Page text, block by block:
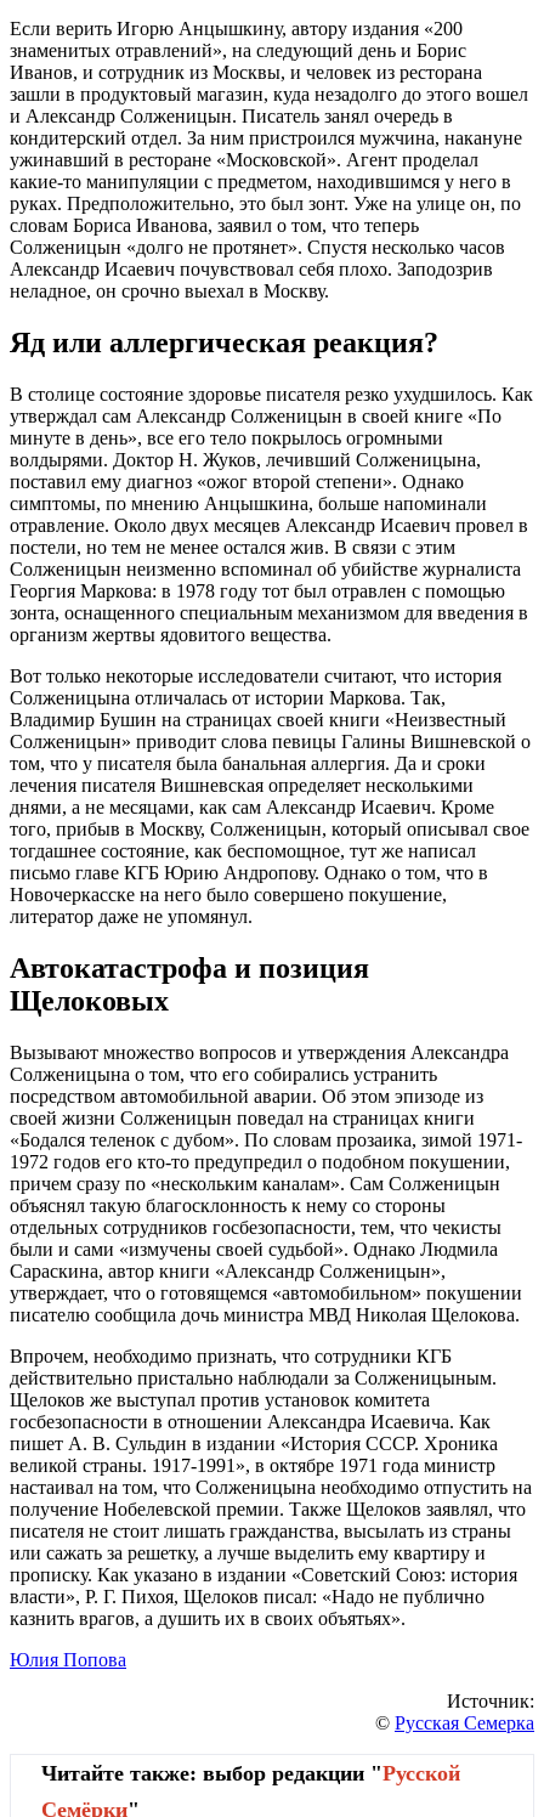
Если верить Игорю Анцышкину, автору издания «200
знаменитых отравлений», на следующий день и Борис
Иванов, и сотрудник из Москвы, и человек из ресторана
зашли в продуктовый магазин, куда незадолго до этого вошел
и Александр Солженицын. Писатель занял очередь в
кондитерский отдел. За ним пристроился мужчина, накануне
ужинавший в ресторане «Московской». Агент проделал
какие-то манипуляции с предметом, находившимся у него в
руках. Предположительно, это был зонт. Уже на улице он, по
словам Бориса Иванова, заявил о том, что теперь
Солженицын «долго не протянет». Спустя несколько часов
Александр Исаевич почувствовал себя плохо. Заподозрив
неладное, он срочно выехал в Москву.
Яд или аллергическая реакция?
В столице состояние здоровье писателя резко ухудшилось. Как
утверждал сам Александр Солженицын в своей книге «По
минуте в день», все его тело покрылось огромными
волдырями. Доктор Н. Жуков, лечивший Солженицына,
поставил ему диагноз «ожог второй степени». Однако
симптомы, по мнению Анцышкина, больше напоминали
отравление. Около двух месяцев Александр Исаевич провел в
постели, но тем не менее остался жив. В связи с этим
Солженицын неизменно вспоминал об убийстве журналиста
Георгия Маркова: в 1978 году тот был отравлен с помощью
зонта, оснащенного специальным механизмом для введения в
организм жертвы ядовитого вещества.
Вот только некоторые исследователи считают, что история
Солженицына отличалась от истории Маркова. Так,
Владимир Бушин на страницах своей книги «Неизвестный
Солженицын» приводит слова певицы Галины Вишневской о
том, что у писателя была банальная аллергия. Да и сроки
лечения писателя Вишневская определяет несколькими
днями, а не месяцами, как сам Александр Исаевич. Кроме
того, прибыв в Москву, Солженицын, который описывал свое
тогдашнее состояние, как беспомощное, тут же написал
письмо главе КГБ Юрию Андропову. Однако о том, что в
Новочеркасске на него было совершено покушение,
литератор даже не упомянул.
Автокатастрофа и позиция
Щелоковых
Вызывают множество вопросов и утверждения Александра
Солженицына о том, что его собирались устранить
посредством автомобильной аварии. Об этом эпизоде из
своей жизни Солженицын поведал на страницах книги
«Бодался теленок с дубом». По словам прозаика, зимой 1971-
1972 годов его кто-то предупредил о подобном покушении,
причем сразу по «нескольким каналам». Сам Солженицын
объяснял такую благосклонность к нему со стороны
отдельных сотрудников госбезопасности, тем, что чекисты
были и сами «измучены своей судьбой». Однако Людмила
Сараскина, автор книги «Александр Солженицын»,
утверждает, что о готовящемся «автомобильном» покушении
писателю сообщила дочь министра МВД Николая Щелокова.
Впрочем, необходимо признать, что сотрудники КГБ
действительно пристально наблюдали за Солженицыным.
Щелоков же выступал против установок комитета
госбезопасности в отношении Александра Исаевича. Как
пишет А. В. Сульдин в издании «История СССР. Хроника
великой страны. 1917-1991», в октябре 1971 года министр
настаивал на том, что Солженицына необходимо отпустить на
получение Нобелевской премии. Также Щелоков заявлял, что
писателя не стоит лишать гражданства, высылать из страны
или сажать за решетку, а лучше выделить ему квартиру и
прописку. Как указано в издании «Советский Союз: история
власти», Р. Г. Пихоя, Щелоков писал: «Надо не публично
казнить врагов, а душить их в своих объятьях».
Юлия Попова
Источник:
© Русская Семерка
Читайте также: выбор редакции "Русской
Cемёрки"